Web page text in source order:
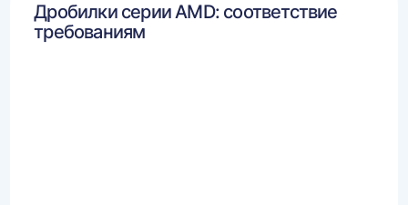
Дробилки серии AMD: соответствие
требованиям